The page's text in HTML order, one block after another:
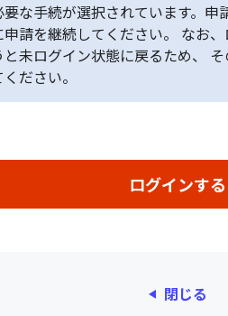
な手続が選択されています。申
申請を継続してください。 なお
未ログイン状態に戻るため、
ださい。
閉じる